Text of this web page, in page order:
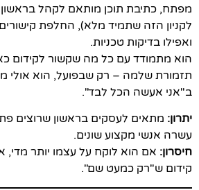
מפתח, כתיבת תוכן מותאם לקהל בראשון
לקניון הזה שתמיד מלא), החלפת
ואפילו בדיקות טכניות.
הוא מתמודד עם כל מה שקשור לקידום
תזמורת שלמה – רק שבפועל, הוא אולי
ב"אני אעשה הכל לבד".
יתרון: מתאים לעסקים בראשון שרוצים
עשרה אנשי מקצוע שונים.
חיסרון: אם הוא לוקח על עצמו יותר
קידום ש"רק כמעט שם".